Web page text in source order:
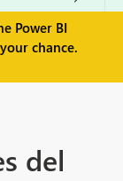
Power BI
chance.
del